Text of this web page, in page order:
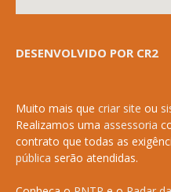
DESENVOLVIDO POR CR2
Muito mais que criar site ou
Realizamos uma assessoria
contrato que todas as
pública serão atendidas.